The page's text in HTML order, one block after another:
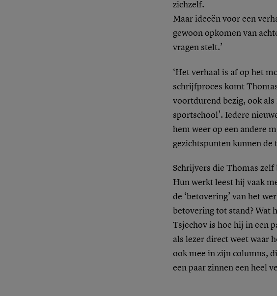
zichzelf.
Maar ideeën voor een
gewoon opkomen van
vragen stelt.’
‘Het verhaal is af op het
schrijfproces komt
voortdurend bezig, ook
sportschool’. Iedere
hem weer op een andere
gezichtspunten kunnen de
Schrijvers die Thomas
Hun werkt leest hij vaak
de ‘betovering’ van het
betovering tot stand? Wat
Tsjechov is hoe hij in een
als lezer direct weet waar
ook mee in zijn columns,
een paar zinnen een heel